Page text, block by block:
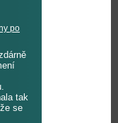
po
tak
se